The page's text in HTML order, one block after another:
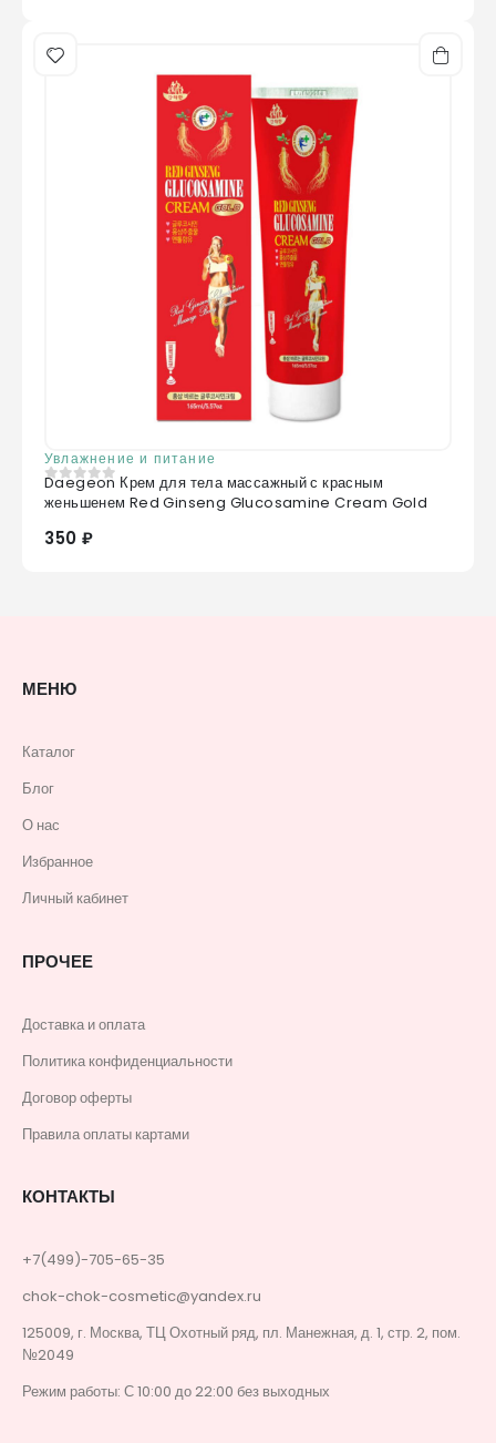
Увлажнение и питание
0 из 5
Daegeon Крем для тела массажный с красным
женьшенем Red Ginseng Glucosamine Cream Gold
350 ₽
МЕНЮ
Каталог
Блог
О нас
Избранное
Личный кабинет
ПРОЧЕЕ
Доставка и оплата
Политика конфиденциальности
Договор оферты
Правила оплаты картами
КОНТАКТЫ
+7(499)-705-65-35
chok-chok-cosmetic@yandex.ru
125009, г. Москва, ТЦ Охотный ряд, пл. Манежная, д. 1, стр. 2, пом.
№2049
Режим работы: С 10:00 до 22:00 без выходных